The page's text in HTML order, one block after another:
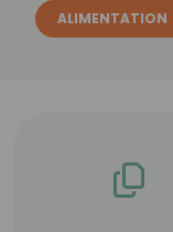
ALIMENTATION